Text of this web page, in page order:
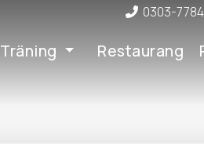
0303-
Träning Restaurang